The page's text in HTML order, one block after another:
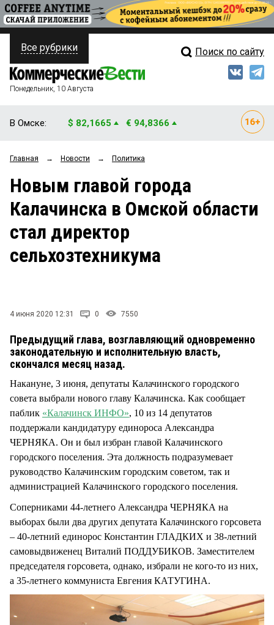
ПОЛИТИКА
ФИНАНСЫ
ОБЩЕСТВО
ЗАКОН
Свежий выпуск
Рейтинги
Блоги
Все рубрики Поиск по сайту
Понедельник, 10 Августа
В Омске: $ 82,1665 € 94,8366
Главная → Новости → Политика
Новым главой города
Калачинска в Омской области
стал директор
сельхозтехникума
4 июня 2020 12:31 0 7550
Предыдущий глава, возглавляющий одновременно
законодательную и исполнительную власть,
скончался месяц назад.
Накануне, 3 июня, депутаты Калачинского городского
совета выбрали нового главу Калачинска. Как сообщает
паблик «Калачинск ИНФО», 10 из 14 депутатов
поддержали кандидатуру единороса Александра
ЧЕРНЯКА. Он и был избран главой Калачинского
городского поселения. Эта должность подразумевает
руководство Калачинским городским советом, так и
администрацией Калачинского городского поселения.
Соперниками 44-летнего Александра ЧЕРНЯКА на
выборах были два других депутата Калачинского горсовета
– 40-летний единорос Константин ГЛАДКИХ и 38-летний
самовыдвиженец Виталий ПОДДУБИКОВ. Заместителем
председателя горсовета, однако, избрали не кого-то из них,
а 35-летнего коммуниста Евгения КАТУГИНА.